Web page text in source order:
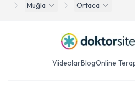
Muğla
Ortaca
VideolarBlogOnline